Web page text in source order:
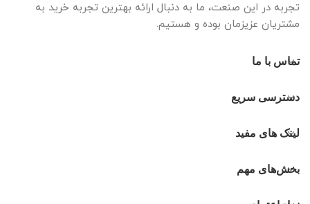
تجربه در این صنعت، ما به دنبال ارائه بهترین تجربه خرید به
مشتریان عزیزمان بوده و هستیم.
تماس با ما
دسترسی سریع
لینک های مفید
بخش‌های مهم